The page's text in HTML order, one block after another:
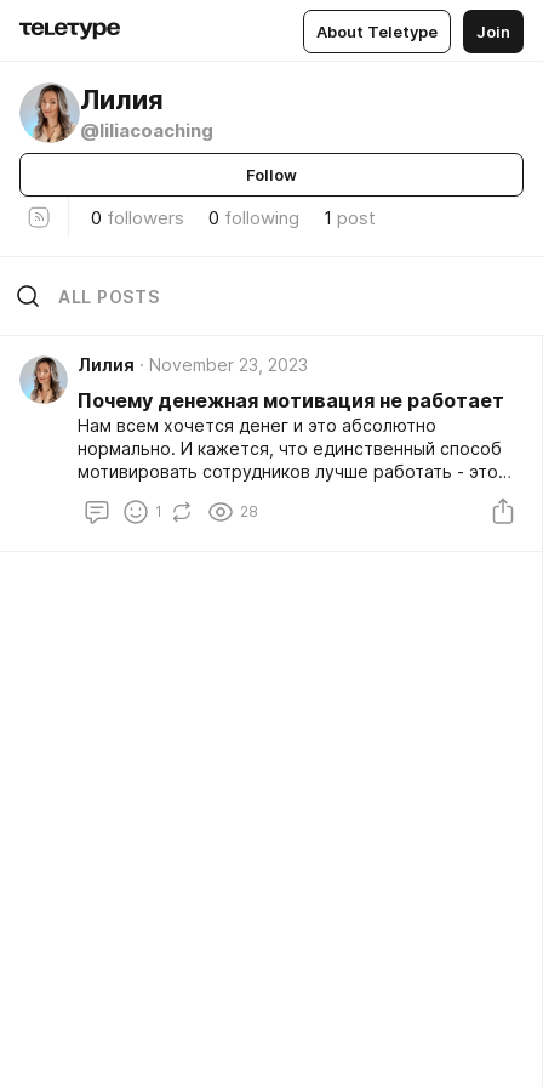
About Teletype Join
Лилия
@liliacoaching
Follow
0 followers 0 following 1 post
ALL POSTS
Лилия November 23, 2023
Почему денежная мотивация не работает
Нам всем хочется денег и это абсолютно
нормально. И кажется, что единственный способ
мотивировать сотрудников лучше работать - это
1 28